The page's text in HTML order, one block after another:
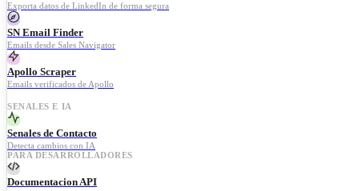
Exporta datos de LinkedIn de forma segura
SN Email Finder
Emails desde Sales Navigator
Apollo Scraper
Emails verificados de Apollo
SENALES E IA
Senales de Contacto
Detecta cambios con IA
PARA DESARROLLADORES
Documentacion API